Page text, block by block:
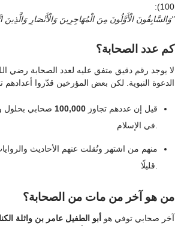
100):
"وَالسَّابِقُونَ الْأَوَّلُونَ مِنَ الْمُهَاجِرِينَ وَالْأَنْصَارِ
كم عدد الصحابة؟
الدعوة النبوية. لكن بعض المؤرخين قدّروا أعدادهم
قيل إن عددهم تجاوز 100,000
منهم من اشتهر ونُقلت عنهم الأحاديث
من هو آخر من مات من الصحابة؟
آخر صحابي توفي هو أبو الطفيل عامر بن واثلة